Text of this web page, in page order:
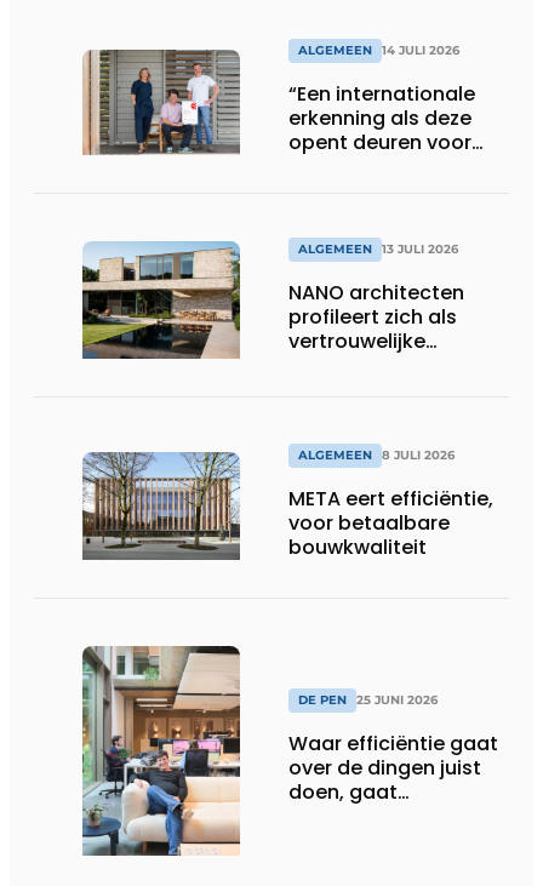
ALGEMEEN 14 JULI 2026
“Een internationale
erkenning als deze
opent deuren voor
ALGEMEEN 13 JULI 2026
NANO architecten
profileert zich als
vertrouwelijke
ALGEMEEN 8 JULI 2026
META eert efficiëntie,
voor betaalbare
bouwkwaliteit
DE PEN 25 JUNI 2026
Waar efficiëntie gaat
over de dingen juist
doen, gaat